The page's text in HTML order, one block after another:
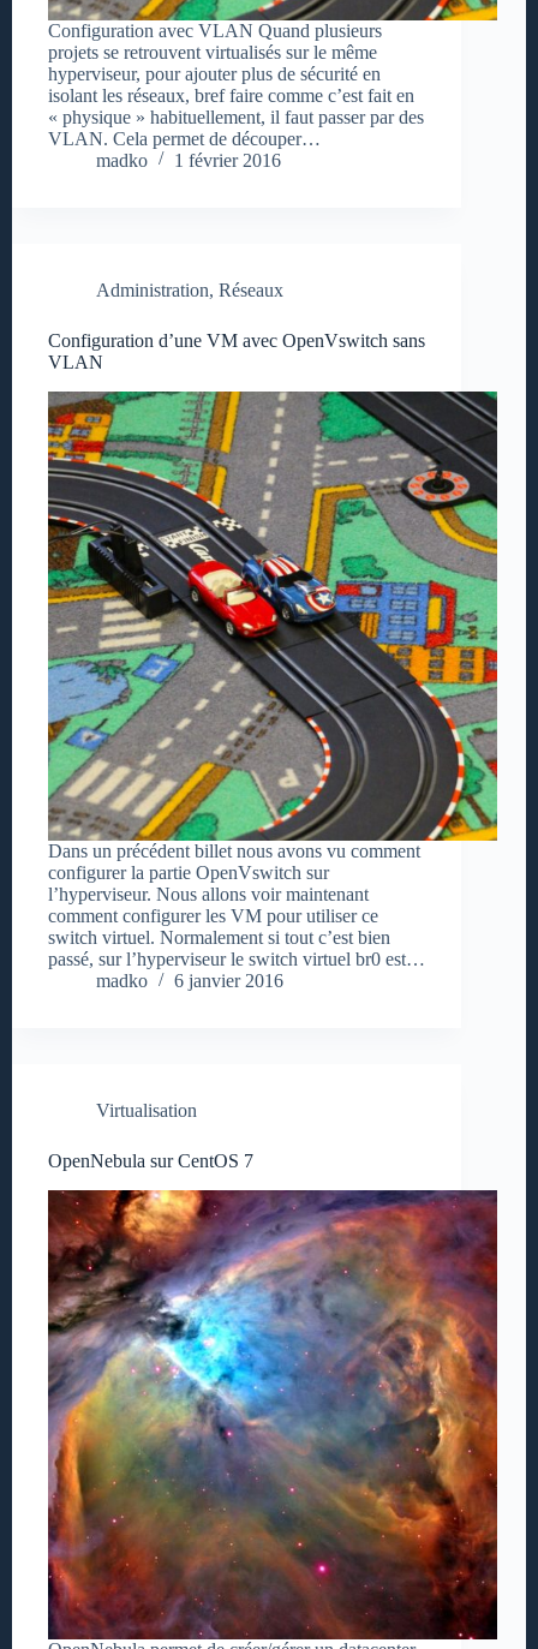
Configuration avec VLAN Quand plusieurs
projets se retrouvent virtualisés sur le même
hyperviseur, pour ajouter plus de sécurité en
isolant les réseaux, bref faire comme c’est fait en
« physique » habituellement, il faut passer par des
VLAN. Cela permet de découper…
madko
1 février 2016
Administration, Réseaux
Configuration d’une VM avec OpenVswitch sans
VLAN
Dans un précédent billet nous avons vu comment
configurer la partie OpenVswitch sur
l’hyperviseur. Nous allons voir maintenant
comment configurer les VM pour utiliser ce
switch virtuel. Normalement si tout c’est bien
passé, sur l’hyperviseur le switch virtuel br0 est…
madko
6 janvier 2016
Virtualisation
OpenNebula sur CentOS 7